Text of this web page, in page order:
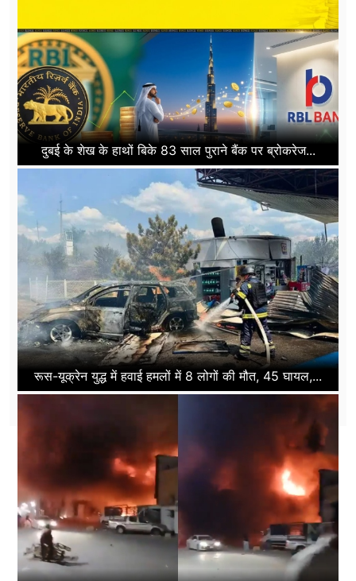
दुबई के शेख के हाथों बिके 83 साल पुराने बैंक पर ब्रोकरेज...
रूस-यूक्रेन युद्ध में हवाई हमलों में 8 लोगों की मौत, 45 घायल,...